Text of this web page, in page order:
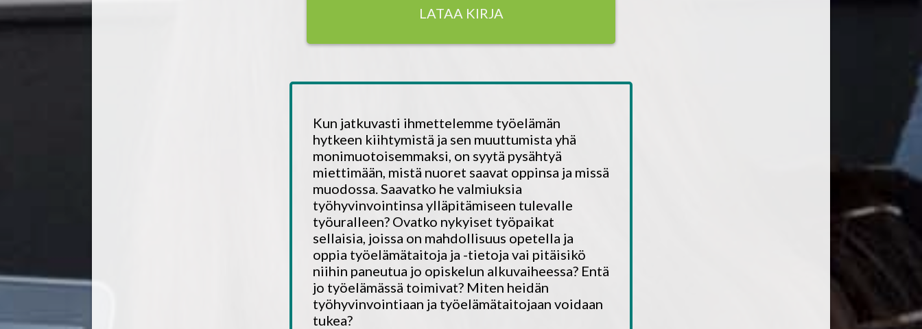
LATAA KIRJA
Kun jatkuvasti ihmettelemme työelämän
hytkeen kiihtymistä ja sen muuttumista yhä
monimuotoisemmaksi, on syytä pysähtyä
miettimään, mistä nuoret saavat oppinsa ja missä
muodossa. Saavatko he valmiuksia
työhyvinvointinsa ylläpitämiseen tulevalle
työuralleen? Ovatko nykyiset työpaikat
sellaisia, joissa on mahdollisuus opetella ja
oppia työelämätaitoja ja -tietoja vai pitäisikö
niihin paneutua jo opiskelun alkuvaiheessa? Entä
jo työelämässä toimivat? Miten heidän
työhyvinvointiaan ja työelämätaitojaan voidaan
tukea?